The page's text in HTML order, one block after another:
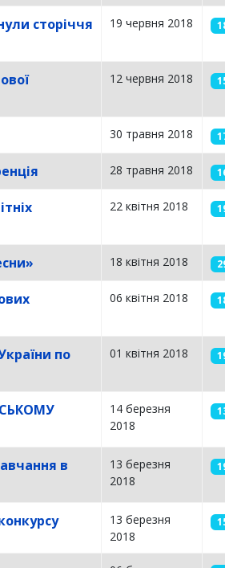
сторіччя
19 червня 2018
12 червня 2018
30 травня 2018
28 травня 2018
22 квітня 2018
18 квітня 2018
06 квітня 2018
по
01 квітня 2018
14 березня
2018
в
13 березня
2018
13 березня
2018